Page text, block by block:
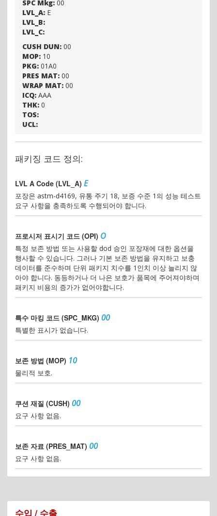
MOE:YP
Rule:YP01
PICA:YP
DSOR:
User:
MOE:ZC
Rule:ZC01
PICA:ZC
DSOR:
MOE:ZH
Rule:ZH01
DSOR:
영국
MOE: ZK
PICA:ZK
DSOR:
User: 포르투갈
MOE:ZP
PICA:ZP
DSOR:
User: 덴마크
MOE:ZS
Rule:ZS01
PICA:ZS
DSOR:
MOE:ZU
Rule:ZU01
User: 터키
MOE:ZW
Rule:
ZW01
DSOR:
SPC Mkg: 00
LVL_A: E
LVL_B:
LVL_C:
CUSH DUN: 00
MOP: 10
PKG: 01A0
PRES MAT: 00
WRAP MAT: 00
ICQ: AAA
THK: 0
TOS:
UCL:
패키징 코드 정의:
LVL A Code (LVL_A) E
포장은 astm-d4169, 유통 주기 18, 보증 수준 1의 성능 테스트
요구 사항을 충족하도록 수행되어야 합니다.
프로시저 표시기 코드 (OPI) O
특정 보존 방법 또는 사용할 dod 승인 포장재에 대한 옵션을
행사할 수 있습니다. 그러나 기본 보존 방법을 유지하고 보충
데이터를 준수하며 단위 패키지 치수를 1인치 이상 늘리지 않
아야 합니다. 동등하거나 더 나은 보호가 품목에 주어져야하며
패키지 비용의 증가가 없어야합니다.
특수 마킹 코드 (SPC_MKG) 00
특별한 표시가 없습니다.
보존 방법 (MOP) 10
물리적 보호.
쿠션 재질 (CUSH) 00
요구 사항 없음.
보존 자료 (PRES_MAT) 00
요구 사항 없음.
수입 / 수출